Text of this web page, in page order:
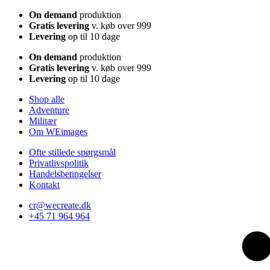
On demand produktion
Gratis levering v. køb over 999
Levering op til 10 dage
On demand produktion
Gratis levering v. køb over 999
Levering op til 10 dage
Shop alle
Adventure
Militær
Om WEimages
Ofte stillede spørgsmål
Privatlivspolitik
Handelsbetingelser
Kontakt
cr@wecreate.dk
+45 71 964 964